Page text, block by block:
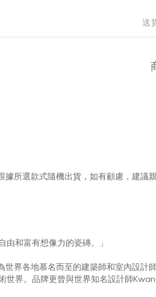
送
所選款式隨機出貨，如有顧慮，建議親
由和富有想像力的瓷磚。」
界各地慕名而至的建築師和室內設
世界。品牌更曾與世界知名設計師